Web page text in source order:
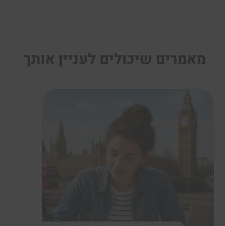
מאמרים שיכולים לעניין אותך